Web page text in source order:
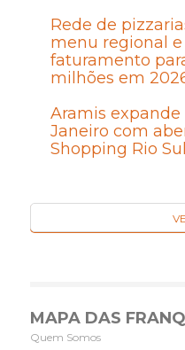
Rede de
menu regional
faturamento
milhões em
Aramis expande
Janeiro com
Shopping Rio Sul
MAPA DAS
Quem Somos